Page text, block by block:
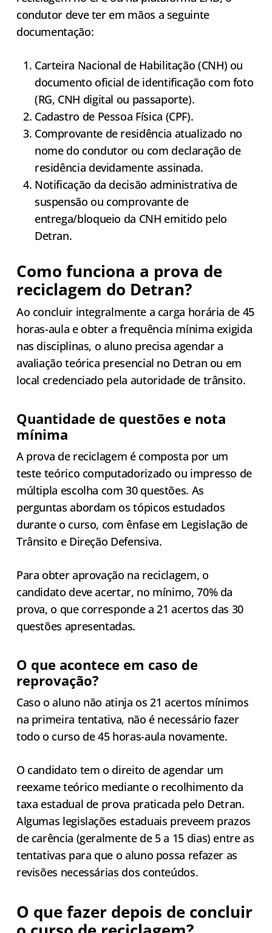
condutor deve ter em mãos a seguinte
documentação:
Carteira Nacional de Habilitação (CNH) ou
documento oficial de identificação com foto
(RG, CNH digital ou passaporte).
Cadastro de Pessoa Física (CPF).
Comprovante de residência atualizado no
nome do condutor ou com declaração de
residência devidamente assinada.
Notificação da decisão administrativa de
suspensão ou comprovante de
entrega/bloqueio da CNH emitido pelo
Detran.
Como funciona a prova de
reciclagem do Detran?
Ao concluir integralmente a carga horária de 45
horas-aula e obter a frequência mínima exigida
nas disciplinas, o aluno precisa agendar a
avaliação teórica presencial no Detran ou em
local credenciado pela autoridade de trânsito.
Quantidade de questões e nota
mínima
A prova de reciclagem é composta por um
teste teórico computadorizado ou impresso de
múltipla escolha com 30 questões. As
perguntas abordam os tópicos estudados
durante o curso, com ênfase em Legislação de
Trânsito e Direção Defensiva.
Para obter aprovação na reciclagem, o
candidato deve acertar, no mínimo, 70% da
prova, o que corresponde a 21 acertos das 30
questões apresentadas.
O que acontece em caso de
reprovação?
Caso o aluno não atinja os 21 acertos mínimos
na primeira tentativa, não é necessário fazer
todo o curso de 45 horas-aula novamente.
O candidato tem o direito de agendar um
reexame teórico mediante o recolhimento da
taxa estadual de prova praticada pelo Detran.
Algumas legislações estaduais preveem prazos
de carência (geralmente de 5 a 15 dias) entre as
tentativas para que o aluno possa refazer as
revisões necessárias dos conteúdos.
O que fazer depois de concluir